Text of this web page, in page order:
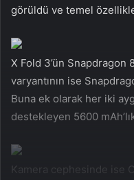
görüldü ve temel
X Fold 3’ün Snapdragon
varyantının ise
Buna ek olarak her iki
destekleyen 5600
Kamera cephesinde ise